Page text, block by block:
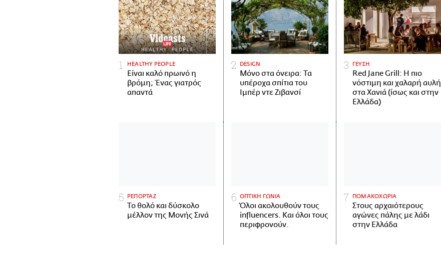
HEALTHY PEOPLE
Είναι καλό πρωινό η
βρόμη; Ένας γιατρός
απαντά
DESIGN
Μόνο στα όνειρα: Τα
υπέροχα σπίτια του
Ιμπέρ ντε Ζιβανσί
ΓΕΥΣΗ
Red Jane Grill: Η πιο
νόστιμη και χαλαρή αυλή
στα Χανιά (ίσως και στην
Ελλάδα)
ΡΕΠΟΡΤΑΖ
Το θολό και δύσκολο
μέλλον της Μονής Σινά
ΟΠΤΙΚΗ ΓΩΝΙΑ
Όλοι ακολουθούν τους
influencers. Και όλοι τους
περιφρονούν.
ΠΟΜΑΚΟΧΩΡΙΑ
Στους αρχαιότερους
αγώνες πάλης με λάδι
στην Ελλάδα